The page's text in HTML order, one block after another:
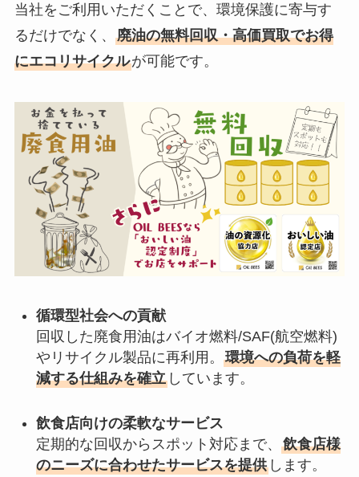
当社をご利用いただくことで、環境保護に寄与す
るだけでなく、 廃油の無料回収・高価買取でお得
にエコリサイクルが可能です。
循環型社会への貢献
回収した廃食用油はバイオ燃料/SAF(航空燃料)
やリサイクル製品に再利用。 環境への負荷を軽
減する仕組みを確立しています。
飲食店向けの柔軟なサービス
定期的な回収からスポット対応まで、 飲食店様
のニーズに合わせたサービスを提供します。